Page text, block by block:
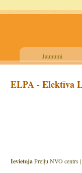
Jaunumi
ELPA - Elektīva
IevietojaPreiļu NVO centrs |